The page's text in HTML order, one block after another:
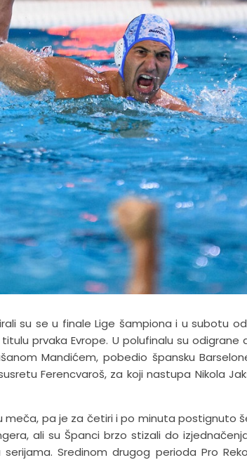
su se u finale Lige šampiona i u subotu
prvaka Evrope. U polufinalu su odigrane
Mandićem, pobedio špansku
Ferencvaroš, za koji nastupa Nikola
meča, pa je za četiri i po minuta postignuto
ali su Španci brzo stizali do
Sredinom drugog perioda Pro